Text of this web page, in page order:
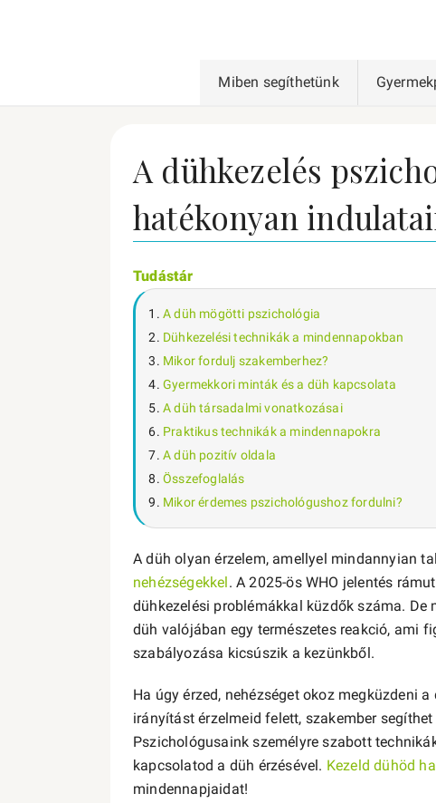
Miben segíthetünk
A dühkezelés
hatékonyan
Tudástár
A düh mögötti pszichológia
Dühkezelési technikák a mindennapokban
Mikor fordulj szakemberhez?
Gyermekkori minták és a düh kapcsolata
A düh társadalmi vonatkozásai
Praktikus technikák a mindennapokra
A düh pozitív oldala
Összefoglalás
Mikor érdemes pszichológushoz fordulni?
A düh olyan érzelem, amellyel mindannyian
nehézségekkel. A 2025-ös WHO jelentés
dühkezelési problémákkal küzdők száma.
düh valójában egy természetes reakció, ami
szabályozása kicsúszik a kezünkből.
Ha úgy érzed, nehézséget okoz megküzdeni
irányítást érzelmeid felett, szakember
Pszichológusaink személyre szabott
kapcsolatod a düh érzésével. Kezeld dühöd
mindennapjaidat!